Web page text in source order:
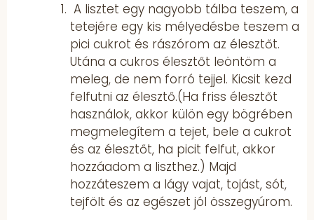
A lisztet egy nagyobb tálba teszem, a
tetejére egy kis mélyedésbe teszem a
pici cukrot és rászórom az élesztőt.
Utána a cukros élesztőt leöntöm a
meleg, de nem forró tejjel. Kicsit kezd
felfutni az élesztő.(Ha friss élesztőt
használok, akkor külön egy bögrében
megmelegítem a tejet, bele a cukrot
és az élesztőt, ha picit felfut, akkor
hozzáadom a liszthez.) Majd
hozzáteszem a lágy vajat, tojást, sót,
tejfölt és az egészet jól összegyúrom.